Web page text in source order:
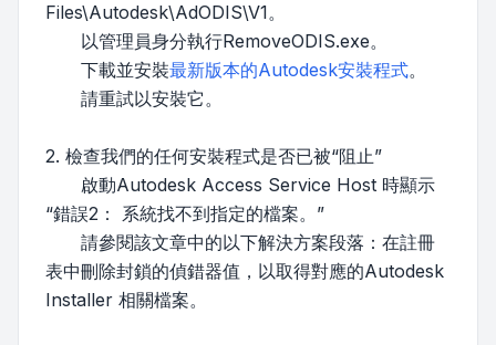
Files\Autodesk\AdODIS\V1。
以管理員身分執行RemoveODIS.exe。
下載並安裝最新版本的Autodesk安裝程式。
請重試以安裝它。
2. 檢查我們的任何安裝程式是否已被“阻止”
啟動Autodesk Access Service Host 時顯示
“錯誤2： 系統找不到指定的檔案。”
請參閱該文章中的以下解決方案段落：在註冊
表中刪除封鎖的偵錯器值，以取得對應的Autodesk
Installer 相關檔案。